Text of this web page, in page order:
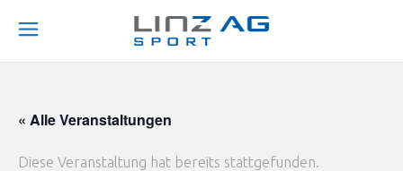
« Alle Veranstaltungen
Diese Veranstaltung hat bereits stattgefunden.